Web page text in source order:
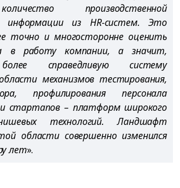
производственной
информации из HR-систем. Это
точно и многосторонне оценить
в работу компании, а значит,
справедливую систему
механизмов тестирования,
профилирования персонала
стартапов – платформ широкого
технологий. Ландшафт
области совершенно изменился
лет».